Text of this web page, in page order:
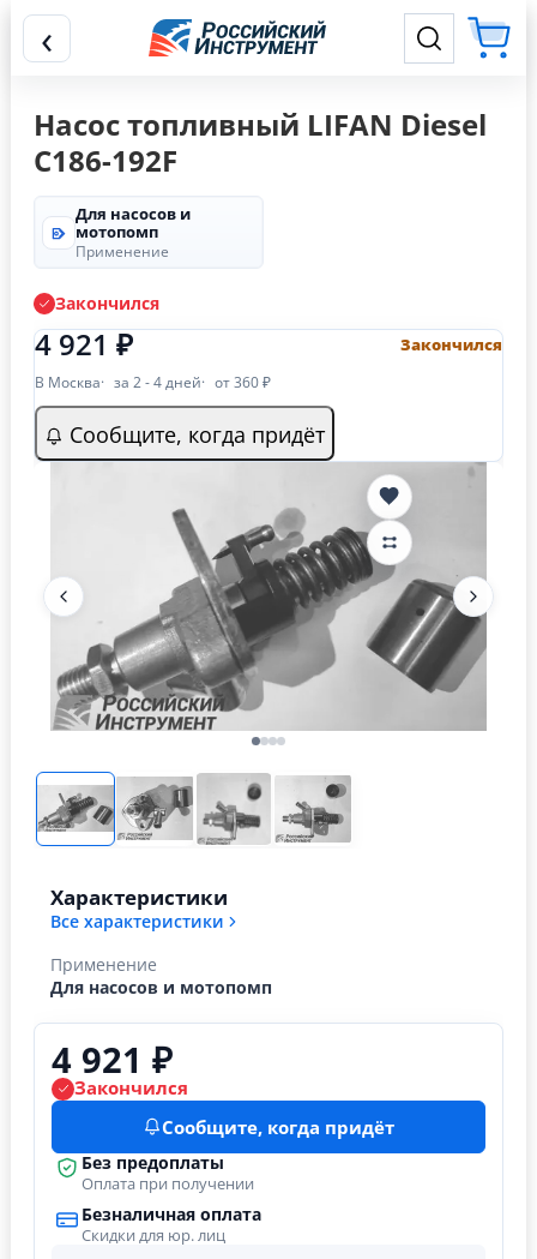
‹
Насос топливный LIFAN Diesel
C186-192F
Для насосов и
мотопомп
Применение
Закончился
4 921 ₽ Закончился
В Москва за 2 - 4 дней от 360 ₽
Сообщите, когда придёт
Характеристики
Все характеристики
Применение
Для насосов и мотопомп
4 921 ₽
Закончился
Сообщите, когда придёт
Без предоплаты
Оплата при получении
Безналичная оплата
Скидки для юр. лиц